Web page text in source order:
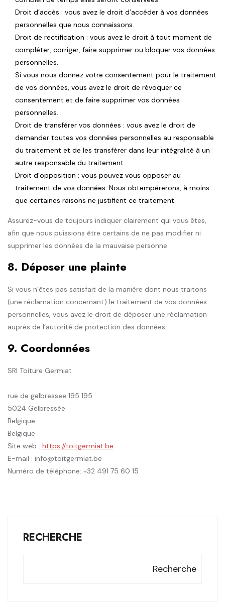
Droit d’accès : vous avez le droit d’accéder à vos données
personnelles que nous connaissons.
Droit de rectification : vous avez le droit à tout moment de
compléter, corriger, faire supprimer ou bloquer vos données
personnelles.
Si vous nous donnez votre consentement pour le traitement
de vos données, vous avez le droit de révoquer ce
consentement et de faire supprimer vos données
personnelles.
Droit de transférer vos données : vous avez le droit de
demander toutes vos données personnelles au responsable
du traitement et de les transférer dans leur intégralité à un
autre responsable du traitement.
Droit d’opposition : vous pouvez vous opposer au
traitement de vos données. Nous obtempérerons, à moins
que certaines raisons ne justifient ce traitement.
Assurez-vous de toujours indiquer clairement qui vous êtes,
afin que nous puissions être certains de ne pas modifier ni
supprimer les données de la mauvaise personne.
8. Déposer une plainte
Si vous n’êtes pas satisfait de la manière dont nous traitons
(une réclamation concernant) le traitement de vos données
personnelles, vous avez le droit de déposer une réclamation
auprès de l’autorité de protection des données.
9. Coordonnées
SRl Toiture Germiat
rue de gelbressee 195 195
5024 Gelbressée
Belgique
Belgique
Site web : https://toitgermiat.be
E-mail : eb.taimregtiot@ofni
Numéro de téléphone: +32 491 75 60 15
RECHERCHE
Recherche